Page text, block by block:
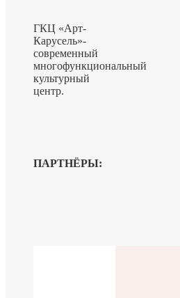
ГКЦ «Арт-
Карусель»-
современный
многофункциональный
культурный
центр.
ПАРТНЁРЫ: